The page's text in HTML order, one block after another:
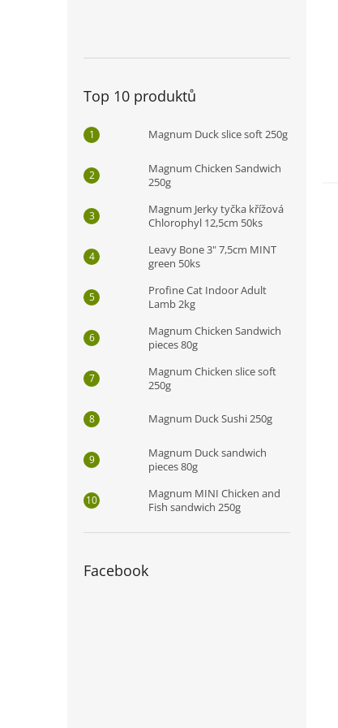
Top 10 produktů
Magnum Duck slice soft 250g
Magnum Chicken Sandwich
250g
Magnum Jerky tyčka křížová
Chlorophyl 12,5cm 50ks
Leavy Bone 3" 7,5cm MINT
green 50ks
Profine Cat Indoor Adult
Lamb 2kg
Magnum Chicken Sandwich
pieces 80g
Magnum Chicken slice soft
250g
Magnum Duck Sushi 250g
Magnum Duck sandwich
pieces 80g
Magnum MINI Chicken and
Fish sandwich 250g
Facebook